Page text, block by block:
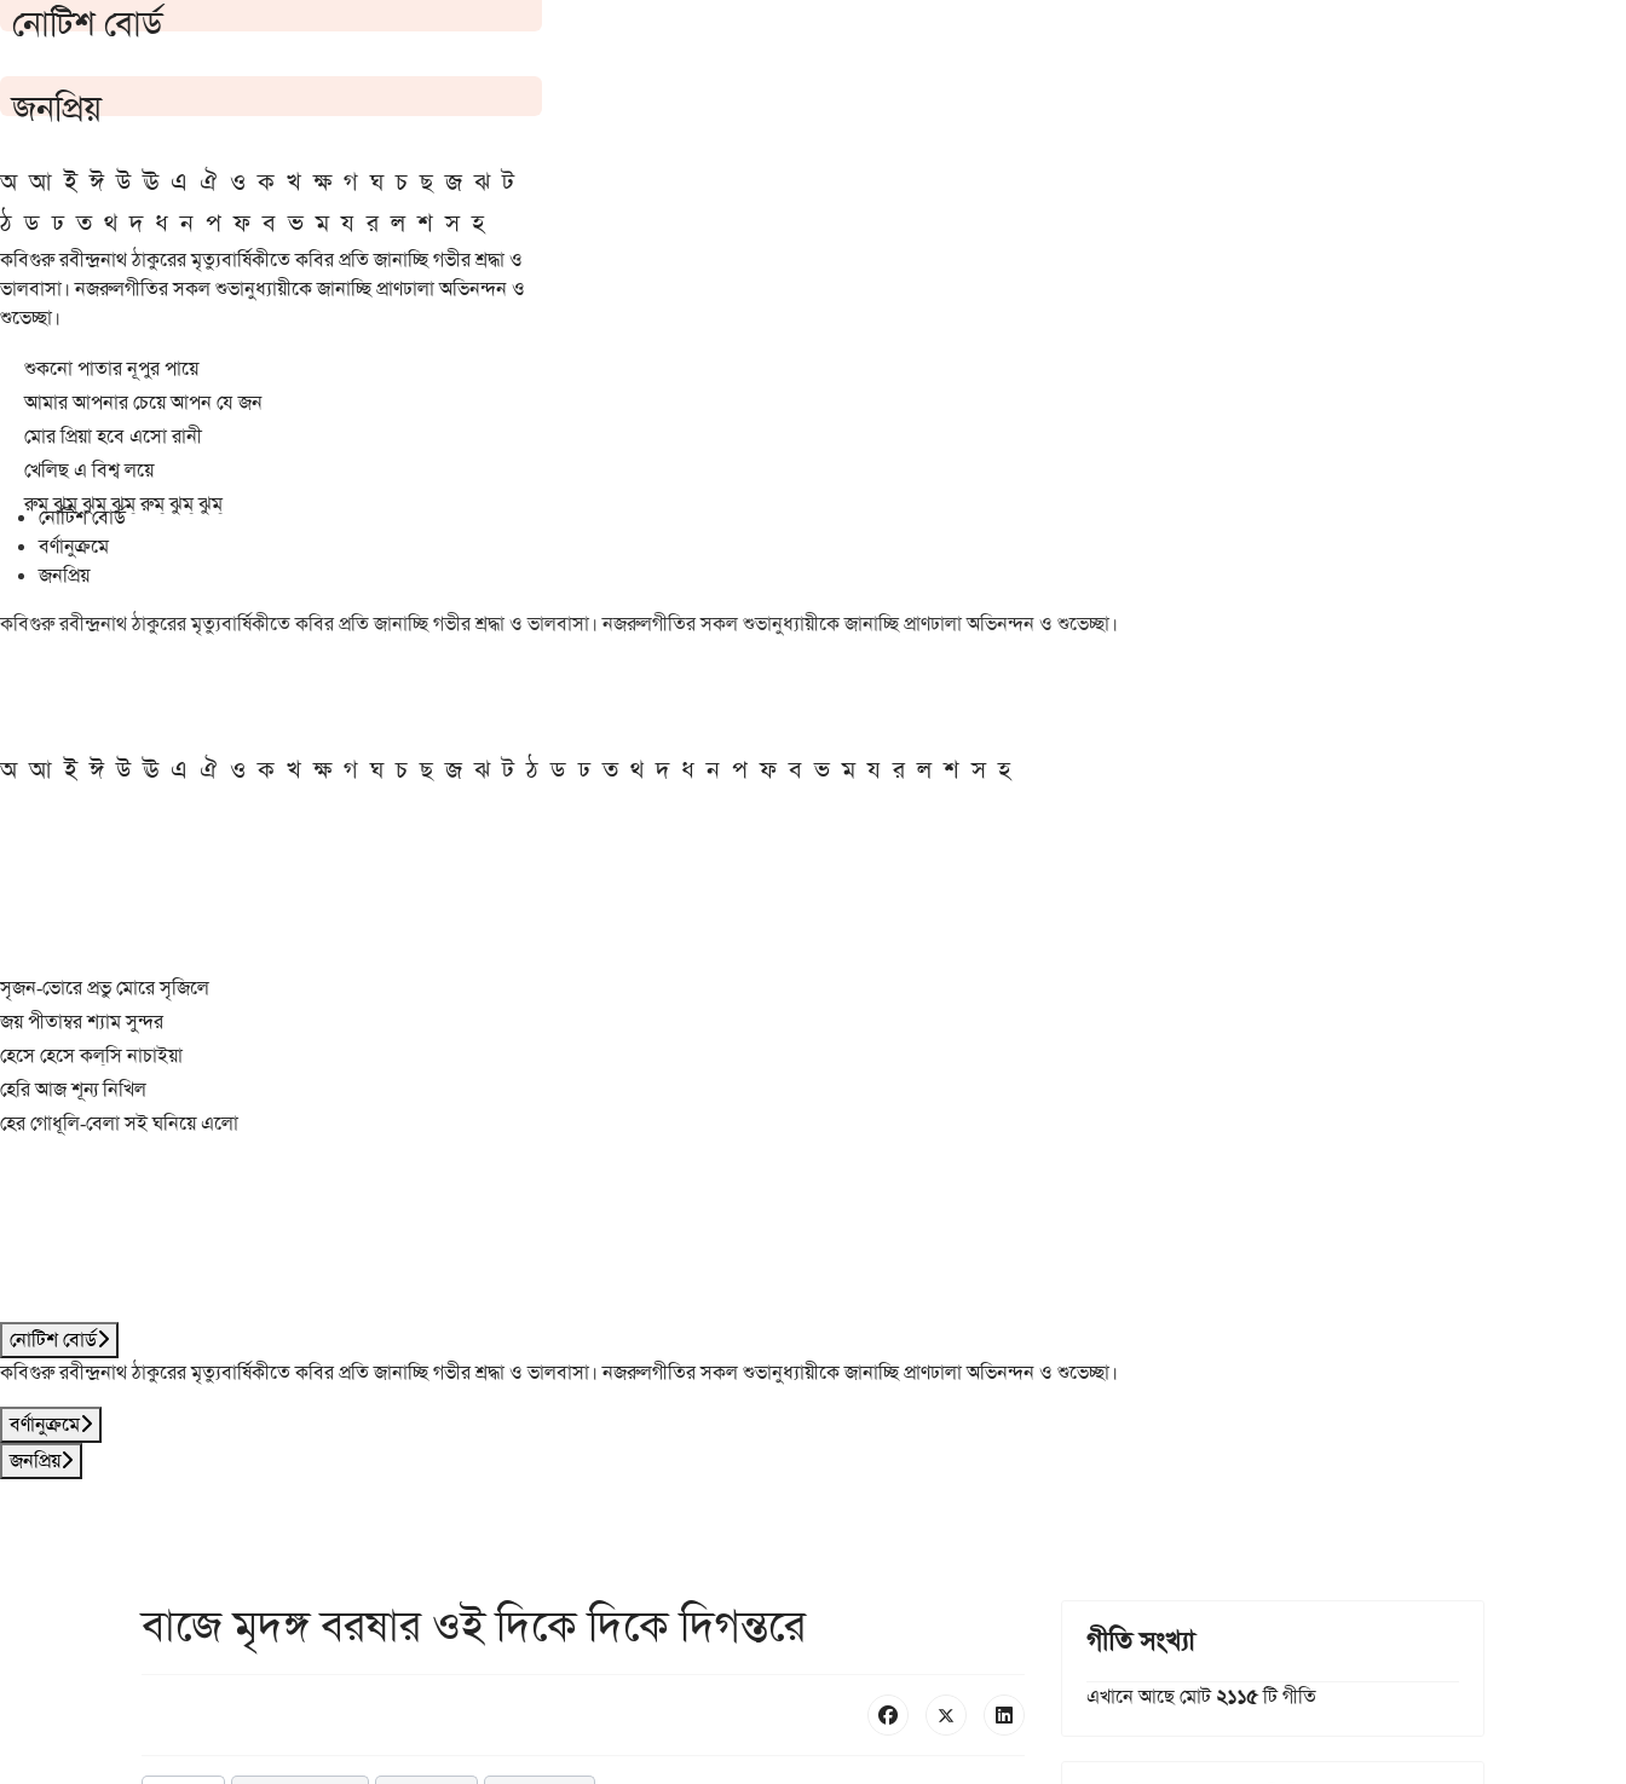
নোটিশ বোর্ড
জনপ্রিয়
অ আ ই ঈ উ ঊ এ ঐ ও ক খ ক্ষ গ ঘ চ ছ জ ঝ ট
ঠ ড ঢ ত থ দ ধ ন প ফ ব ভ ম য র ল শ স হ
কবিগুরু রবীন্দ্রনাথ ঠাকুরের মৃত্যুবার্ষিকীতে কবির প্রতি জানাচ্ছি গভীর শ্রদ্ধা ও
ভালবাসা। নজরুলগীতির সকল শুভানুধ্যায়ীকে জানাচ্ছি প্রাণঢালা অভিনন্দন ও
শুভেচ্ছা।
শুকনো পাতার নূপুর পায়ে
আমার আপনার চেয়ে আপন যে জন
মোর প্রিয়া হবে এসো রানী
খেলিছ এ বিশ্ব লয়ে
রুম্ ঝুম্ ঝুম্ ঝুম্ রুম্ ঝুম্ ঝুম্
নোটিশ বোর্ড
বর্ণানুক্রমে
জনপ্রিয়
কবিগুরু রবীন্দ্রনাথ ঠাকুরের মৃত্যুবার্ষিকীতে কবির প্রতি জানাচ্ছি গভীর শ্রদ্ধা ও ভালবাসা। নজরুলগীতির সকল শুভানুধ্যায়ীকে জানাচ্ছি প্রাণঢালা অভিনন্দন ও শুভেচ্ছা।
অ আ ই ঈ উ ঊ এ ঐ ও ক খ ক্ষ গ ঘ চ ছ জ ঝ ট ঠ ড ঢ ত থ দ ধ ন প ফ ব ভ ম য র ল শ স হ
সৃজন-ভোরে প্রভু মোরে সৃজিলে
জয় পীতাম্বর শ্যাম সুন্দর
হেসে হেসে কল্‌সি নাচাইয়া
হেরি আজ শূন্য নিখিল
হের গোধূলি-বেলা সই ঘনিয়ে এলো
নোটিশ বোর্ড
কবিগুরু রবীন্দ্রনাথ ঠাকুরের মৃত্যুবার্ষিকীতে কবির প্রতি জানাচ্ছি গভীর শ্রদ্ধা ও ভালবাসা। নজরুলগীতির সকল শুভানুধ্যায়ীকে জানাচ্ছি প্রাণঢালা অভিনন্দন ও শুভেচ্ছা।
বর্ণানুক্রমে
জনপ্রিয়
বাজে মৃদঙ্গ বরষার ওই দিকে দিকে দিগন্তরে গীতি সংখ্যা
এখানে আছে মোট২১১৫টি গীতি